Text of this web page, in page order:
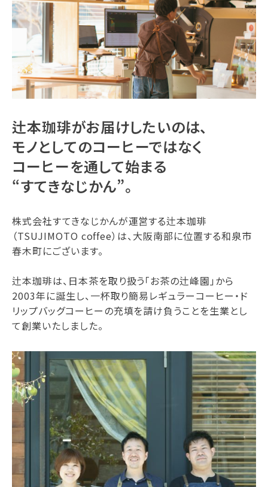
辻本珈琲がお届けしたいのは、
モノとしてのコーヒーではなく
コーヒーを通して始まる
“すてきなじかん”。
株式会社すてきなじかんが運営する辻本珈琲
（TSUJIMOTO coffee）は、大阪南部に位置する和泉市
春木町にございます。
辻本珈琲は、日本茶を取り扱う「お茶の辻峰園」から
2003年に誕生し、一杯取り簡易レギュラーコーヒー・ド
リップバッグコーヒーの充填を請け負うことを生業とし
て創業いたしました。